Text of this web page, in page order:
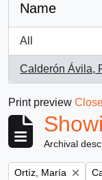
Name
All
Calderón Ávila,
, 1 results
Print preview
Archival
Remove filter:
Ortíz, María